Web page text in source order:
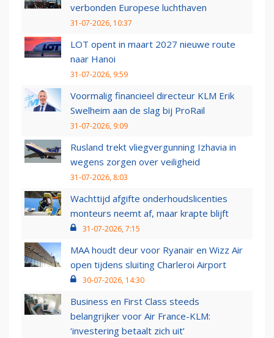
verbonden Europese luchthaven
31-07-2026, 10:37
LOT opent in maart 2027 nieuwe route
naar Hanoi
31-07-2026, 9:59
Voormalig financieel directeur KLM Erik
Swelheim aan de slag bij ProRail
31-07-2026, 9:09
Rusland trekt vliegvergunning Izhavia in
wegens zorgen over veiligheid
31-07-2026, 8:03
Wachttijd afgifte onderhoudslicenties
monteurs neemt af, maar krapte blijft
31-07-2026, 7:15
MAA houdt deur voor Ryanair en Wizz Air
open tijdens sluiting Charleroi Airport
30-07-2026, 14:30
Business en First Class steeds
belangrijker voor Air France-KLM:
‘investering betaalt zich uit’